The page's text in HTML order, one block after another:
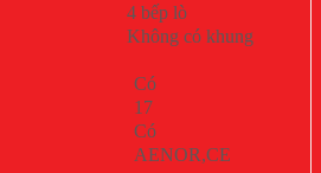
4 bếp lò
Không có khung
Có
17
Có
AENOR,CE